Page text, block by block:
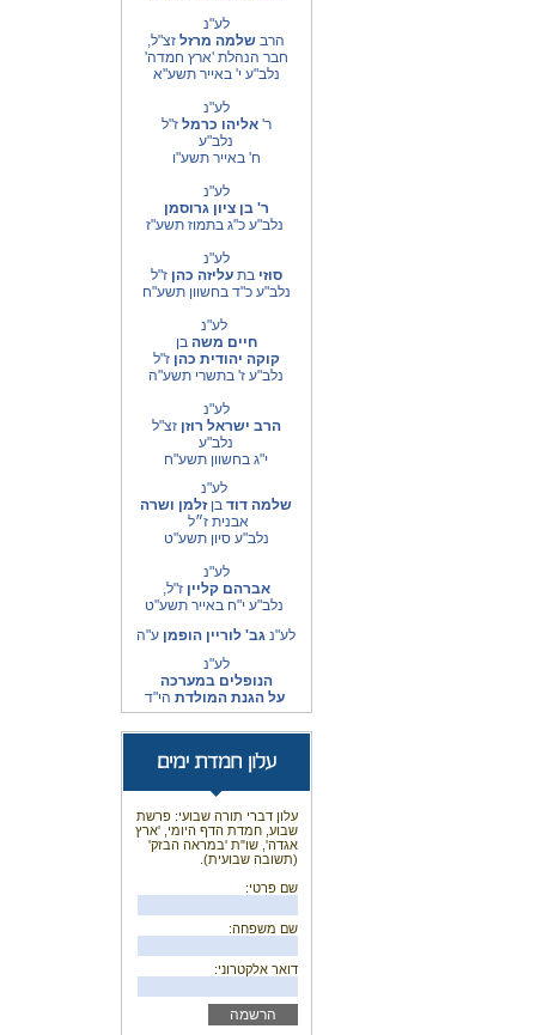
לע"נ
הרב שלמה מרזל זצ"ל,
חבר הנהלת 'ארץ חמדה'
נלב"ע י' באייר תשע"א
לע"נ
ר'אליהו כרמלז"ל
נלב"ע
ח' באייר תשע"ו
לע"נ
ר' בן ציון גרוסמן
נלב"ע כ"ג בתמוז תשע"ז
לע"נ
סוזי בתעליזה כהןז"ל
נלב"ע כ"ד בחשוון תשע"ח
לע"נ
חיים משה בן
קוקה יהודית כהן ז"ל
נלב"ע ז' בתשרי תשע"ה
לע"נ
הרב ישראל רוזן זצ"ל
נלב"ע
י"ג בחשוון תשע"ח
לע"נ
שלמה דוד בן זלמן ושרה
אבנית ז״ל
נלב"ע סיון תשע"ט
לע"נ
אברהם קליין ז"ל,
נלב"ע י"ח באייר תשע"ט
לע"נ גב' לוריין הופמן ע"ה
לע"נ
הנופלים במערכה
על הגנת המולדת הי"ד
עלון דברי תורה שבועי: פרשת
שבוע, חמדת הדף היומי, 'ארץ
אגדה', שו"ת 'במראה הבזק'
(תשובה שבועית).
שם פרטי:
שם משפחה:
דואר אלקטרוני: